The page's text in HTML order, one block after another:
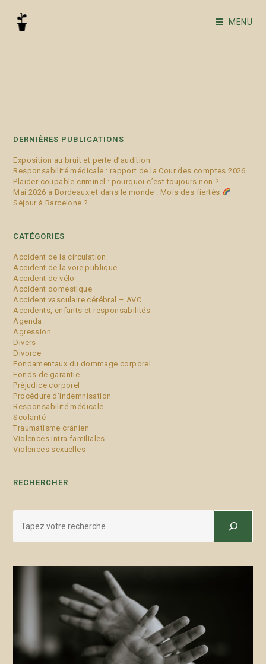
MENU
DERNIÈRES PUBLICATIONS
Exposition au bruit et perte d’audition
Responsabilité médicale : rapport de la Cour des comptes 2026
Plaider coupable criminel : pourquoi c’est toujours non ?
Mai 2026 à Bordeaux et dans le monde : Mois des fiertés
Séjour à Barcelone ?
CATÉGORIES
Accident de la circulation
Accident de la voie publique
Accident de vélo
Accident domestique
Accident vasculaire cérébral – AVC
Accidents, enfants et responsabilités
Agenda
Agression
Divers
Divorce
Fondamentaux du dommage corporel
Fonds de garantie
Préjudice corporel
Procédure d'indemnisation
Responsabilité médicale
Scolarité
Traumatisme crânien
Violences intra familiales
Violences sexuelles
RECHERCHER